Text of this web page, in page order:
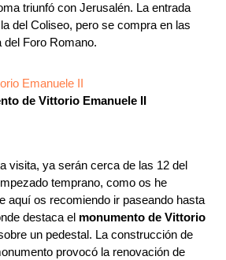
triunfó con Jerusalén. La entrada
del Coliseo, pero se compra en las
del Foro Romano.
de Vittorio Emanuele II
visita, ya serán cerca de las 12 del
temprano, como os he
aquí os recomiendo ir paseando hasta
destaca el monumento de Vittorio
un pedestal. La construcción de
provocó la renovación de